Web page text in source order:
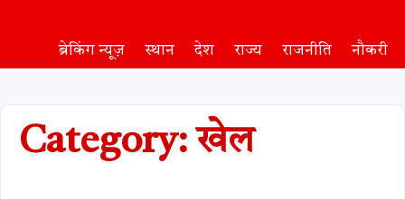
ब्रेकिंग न्यूज़ स्थान देश राज्य राजनीति नौकरी
Category: खेल